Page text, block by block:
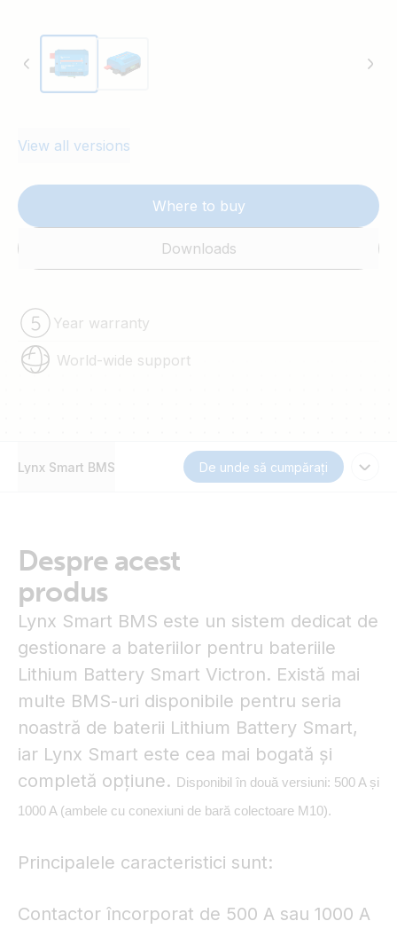
View all versions
Where to buy
Downloads
Year warranty
World-wide support
Lynx Smart BMS De unde să cumpărați
Despre acest
produs
Lynx Smart BMS este un sistem dedicat de
gestionare a bateriilor pentru bateriile
Lithium Battery Smart Victron. Există mai
multe BMS-uri disponibile pentru seria
noastră de baterii Lithium Battery Smart,
iar Lynx Smart este cea mai bogată și
completă opțiune.
Disponibil în două versiuni: 500 A și
1000 A (ambele cu conexiuni de bară colectoare M10).
Principalele caracteristici sunt:
Contactor încorporat de 500 A sau 1000 A